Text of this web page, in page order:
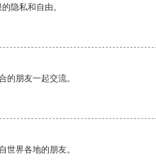
隐私和自由。
的朋友一起交流。
世界各地的朋友。